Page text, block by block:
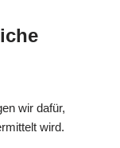
wir dafür,
wird.